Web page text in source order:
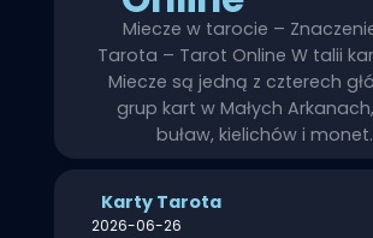
Miecze w tarocie –
Tarota – Tarot Online W talii
Miecze są jedną z czterech
grup kart w Małych
buław, kielichów i
Karty Tarota
2026-06-26